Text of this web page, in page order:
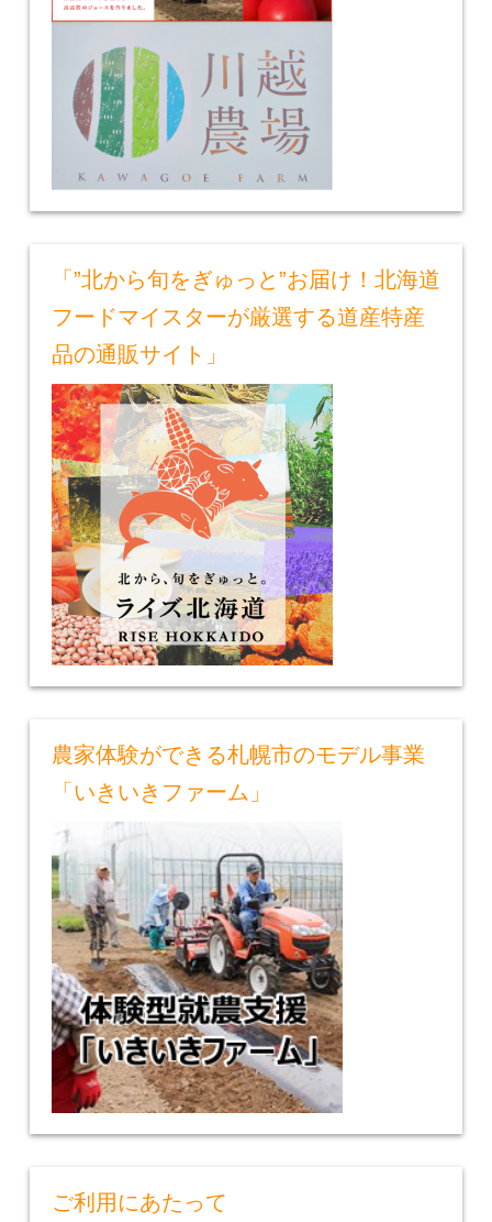
「”北から旬をぎゅっと”お届け！北海道
フードマイスターが厳選する道産特産
品の通販サイト」
農家体験ができる札幌市のモデル事業
「いきいきファーム」
ご利用にあたって